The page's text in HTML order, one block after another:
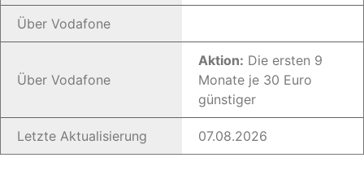
Über Vodafone
Über Vodafone
Aktion: Die ersten 9
Monate je 30 Euro
günstiger
Letzte Aktualisierung 07.08.2026